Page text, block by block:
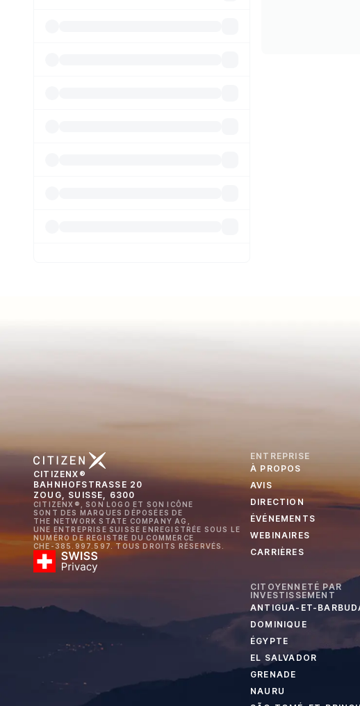
CITIZENX®
BAHNHOFSTRASSE 20
ZOUG, SUISSE, 6300
CITIZENX®, SON LOGO ET SON ICÔNE
SONT DES MARQUES DÉPOSÉES DE
THE NETWORK STATE COMPANY AG,
UNE ENTREPRISE SUISSE ENREGISTRÉE SOUS LE
NUMÉRO DE REGISTRE DU COMMERCE
CHE-385.997.597. TOUS DROITS RÉSERVÉS.
ENTREPRISE
À PROPOS
AVIS
DIRECTION
ÉVÉNEMENTS
WEBINAIRES
CARRIÈRES
CITOYENNETÉ PAR
INVESTISSEMENT
ANTIGUA-ET-
DOMINIQUE
ÉGYPTE
EL SALVADOR
GRENADE
NAURU